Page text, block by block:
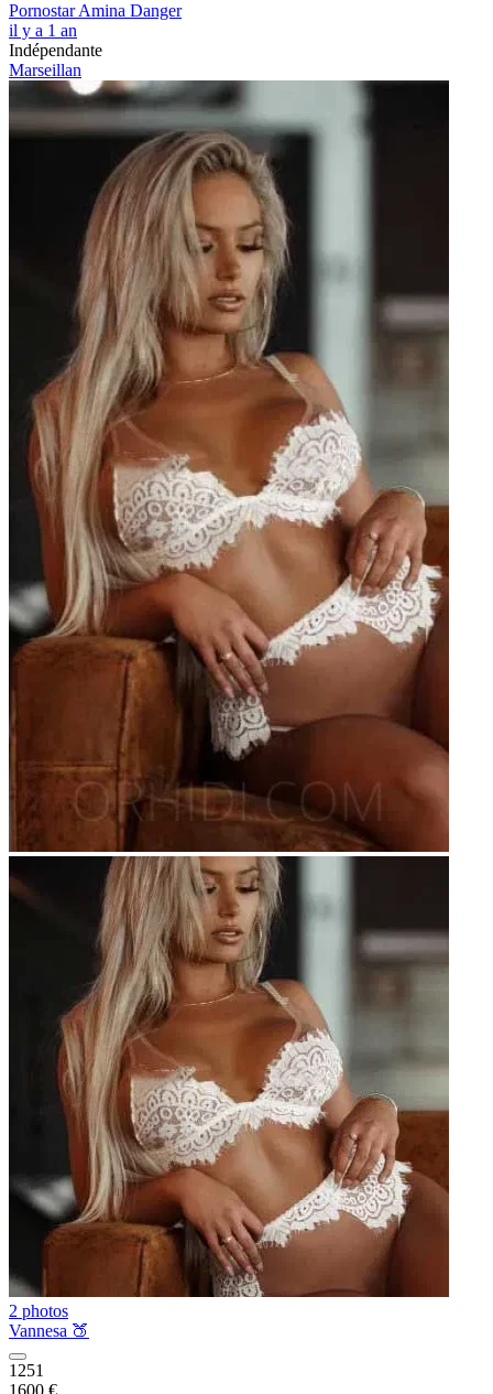
Pornostar Amina Danger
il y a 1 an
Indépendante
Marseillan
2 photos
Vannesa 🍑
1251
1600 €